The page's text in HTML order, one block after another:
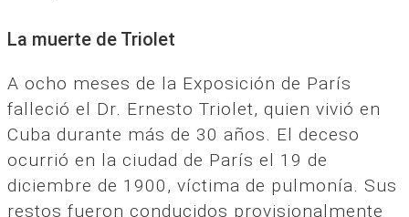
La muerte de Triolet
A ocho meses de la Exposición de París
falleció el Dr. Ernesto Triolet, quien vivió en
Cuba durante más de 30 años. El deceso
ocurrió en la ciudad de París el 19 de
diciembre de 1900, víctima de pulmonía. Sus
restos fueron conducidos provisionalmente